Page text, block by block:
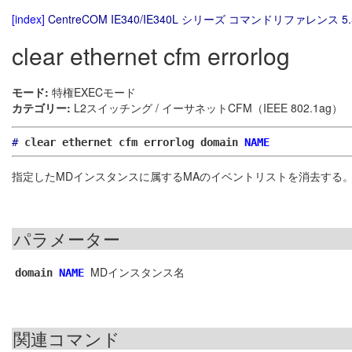
[index] CentreCOM IE340/IE340L シリーズ コマンドリファレンス
clear ethernet cfm errorlog
モード: 特権EXECモード
カテゴリー: L2スイッチング / イーサネットCFM（IEEE 802.1ag）
# clear ethernet cfm errorlog domain NAME
指定したMDインスタンスに属するMAのイベントリストを消去する。
パラメーター
domain NAME MDインスタンス名
関連コマンド